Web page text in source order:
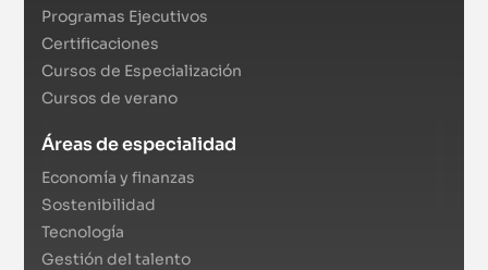
Programas Ejecutivos
Certificaciones
Cursos de Especialización
Cursos de verano
Áreas de especialidad
Economía y finanzas
Sostenibilidad
Tecnología
Gestión del talento